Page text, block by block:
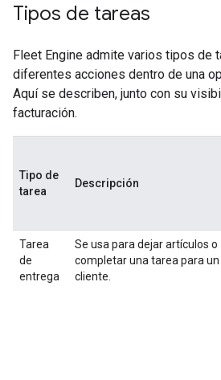
Tipos de tareas
Fleet Engine admite varios tipos de
diferentes acciones dentro de una
Aquí se describen, junto con su
facturación.
Tipo de
tarea
Descripción
Tarea
de
entrega
Se usa para dejar artículos o
completar una tarea para un
cliente.